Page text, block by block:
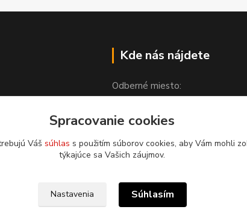
Kde nás nájdete
Odberné miesto:
Partizánska 1608
976 52 Čierny Balog
Spracovanie cookies
Váš súhlas s použitím súborov cookies, aby Vám mohli
týkajúce sa Vašich záujmov.
Nastavenia Súhlasím